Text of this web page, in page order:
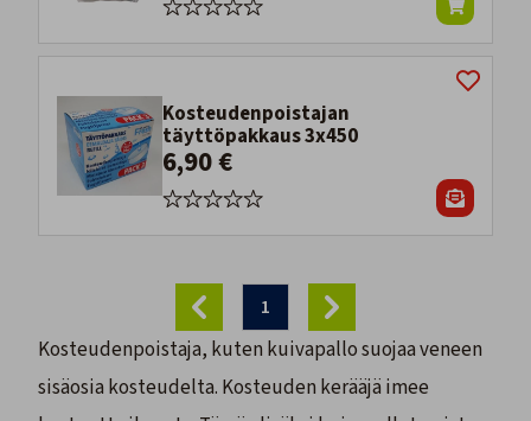
Kosteudenpoistajan
täyttöpakkaus 3x450
6,90 €
1
Kosteudenpoistaja, kuten kuivapallo suojaa veneen
sisäosia kosteudelta. Kosteuden kerääjä imee